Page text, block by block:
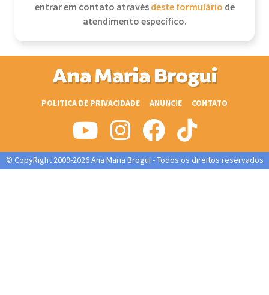
entrar em contato atravésdeste formulário de
atendimento específico.
Ana Maria Brogui
POLITICA DE PRIVACIDADE ANUNCIE CONTATO
© CopyRight 2009-2026 Ana Maria Brogui - Todos os direitos reservados